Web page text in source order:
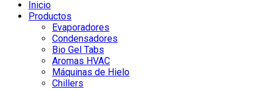
Inicio
Productos
Evaporadores
Condensadores
Bio Gel Tabs
Aromas HVAC
Máquinas de Hielo
Chillers